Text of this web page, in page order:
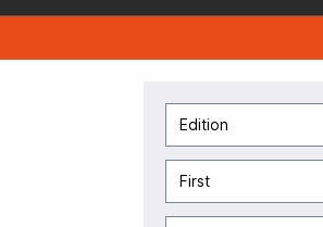
Edition
First